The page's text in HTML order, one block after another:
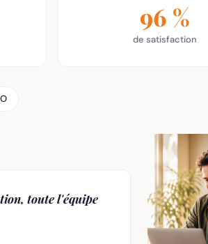
96 %
de satisfaction
toute l'équipe